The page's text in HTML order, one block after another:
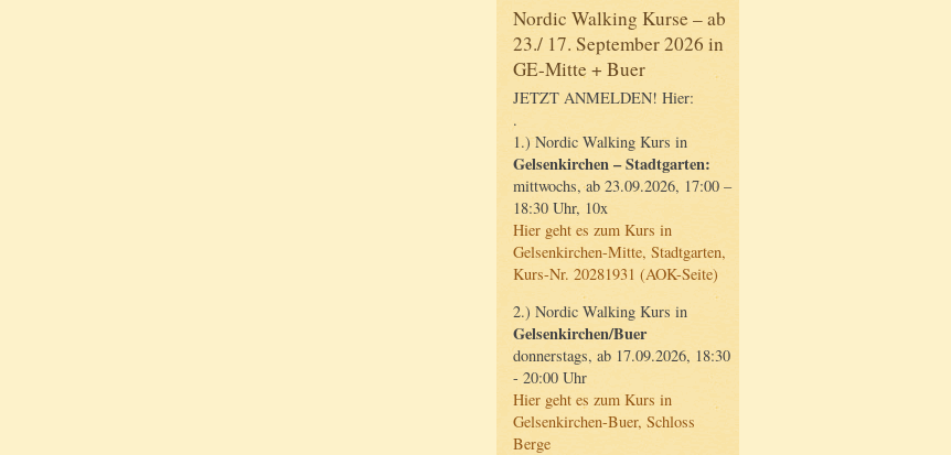
Nordic Walking Kurse – ab
23./ 17. September 2026 in
GE-Mitte + Buer
JETZT ANMELDEN! Hier:
.
1.) Nordic Walking Kurs in
Gelsenkirchen – Stadtgarten:
mittwochs, ab 23.09.2026, 17:00 –
18:30 Uhr, 10x
Hier geht es zum Kurs in
Gelsenkirchen-Mitte, Stadtgarten,
Kurs-Nr. 20281931 (AOK-Seite)
2.) Nordic Walking Kurs in
Gelsenkirchen/Buer
donnerstags, ab 17.09.2026, 18:30
- 20:00 Uhr
Hier geht es zum Kurs in
Gelsenkirchen-Buer, Schloss
Berge